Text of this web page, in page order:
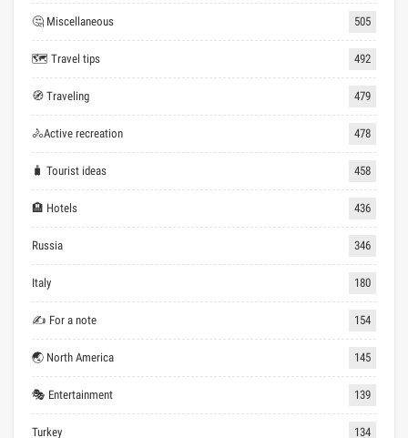
🤔 Miscellaneous 505
🗺 Travel tips 492
🧭 Traveling 479
🚴Active recreation 478
🧳 Tourist ideas 458
🏨 Hotels 436
Russia 346
Italy 180
✍ For a note 154
🌏 North America 145
🎭 Entertainment 139
Turkey 134